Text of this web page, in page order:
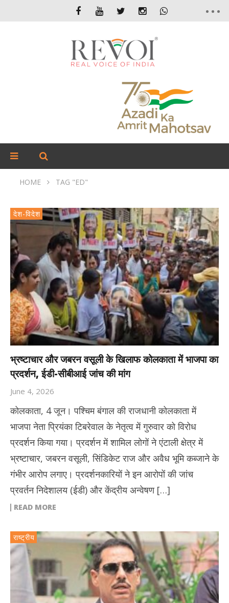
HOME TAG "ED"
देश-विदेश
भ्रष्टाचार और जबरन वसूली के खिलाफ कोलकाता में भाजपा का
प्रदर्शन, ईडी-सीबीआई जांच की मांग
June 4, 2026
कोलकाता, 4 जून। पश्चिम बंगाल की राजधानी कोलकाता में
भाजपा नेता प्रियंका टिबरेवाल के नेतृत्व में गुरुवार को विरोध
प्रदर्शन किया गया। प्रदर्शन में शामिल लोगों ने एंटाली क्षेत्र में
भ्रष्टाचार, जबरन वसूली, सिंडिकेट राज और अवैध भूमि कब्जाने के
गंभीर आरोप लगाए। प्रदर्शनकारियों ने इन आरोपों की जांच
प्रवर्तन निदेशालय (ईडी) और केंद्रीय अन्वेषण […]
READ MORE
राष्ट्रीय